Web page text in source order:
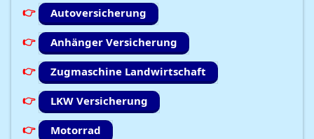
Autoversicherung
Anhänger Versicherung
Zugmaschine Landwirtschaft
LKW Versicherung
Motorrad